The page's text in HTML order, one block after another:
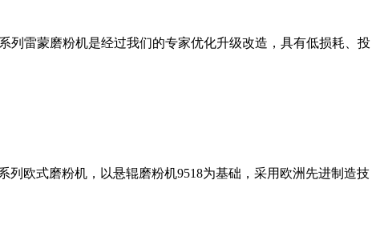
列雷蒙磨粉机是经过我们的专家优化升级改造，具有低损耗、投
欧式磨粉机，以悬辊磨粉机9518为基础，采用欧洲先进制造技